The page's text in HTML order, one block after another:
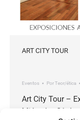
ART CITY TOUR
Eventos PorTeor/ética
Art City Tour –
Miércoles 21 de